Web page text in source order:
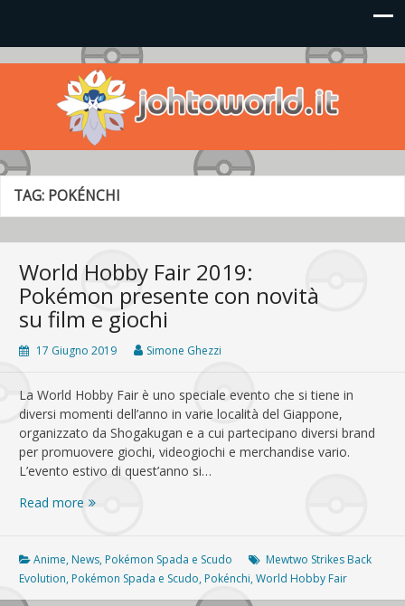
Johto World
Le novità più frizzanti dall'universo Pokémon e Nintendo
TAG: POKÉNCHI
World Hobby Fair 2019:
Pokémon presente con novità
su film e giochi
17 Giugno 2019 Simone Ghezzi
La World Hobby Fair è uno speciale evento che si tiene in
diversi momenti dell’anno in varie località del Giappone,
organizzato da Shogakugan e a cui partecipano diversi brand
per promuovere giochi, videogiochi e merchandise vario.
L’evento estivo di quest’anno si…
Read more World
2019:
Pokémon
presente
Anime, News, Pokémon Spada e Scudo
Mewtwo Strikes Back
Evolution, Pokémon Spada e Scudo, Pokénchi,World Hobby Fair